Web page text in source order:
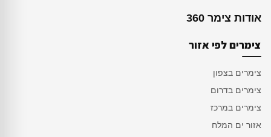
אודות צימר 360
צימרים לפי אזור
צימרים בצפון
צימרים בדרום
צימרים במרכז
אזור ים המלח